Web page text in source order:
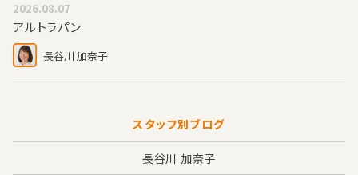
2026.08.07
アルトラパン
長谷川 加奈子
スタッフ別ブログ
長谷川 加奈子